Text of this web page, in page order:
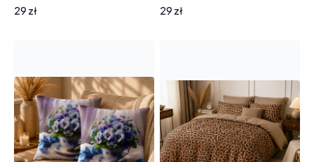
29 zł 29 zł